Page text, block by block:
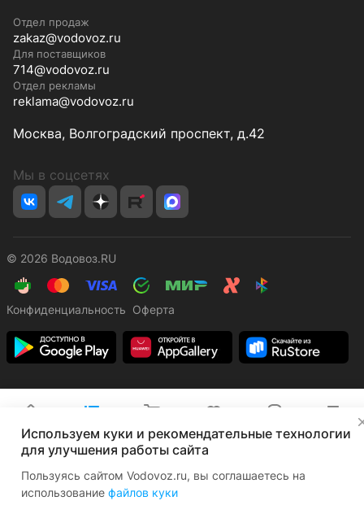
Отдел продаж
zakaz@vodovoz.ru
Для поставщиков
714@vodovoz.ru
Отдел рекламы
reklama@vodovoz.ru
Москва, Волгоградский проспект, д.42
Мы в соцсетях
© 2026 Водовоз.RU
Конфиденциальность Оферта
Используем куки и рекомендательные технологии
для улучшения работы сайта
Пользуясь сайтом Vodovoz.ru, вы соглашаетесь на
использование файлов куки